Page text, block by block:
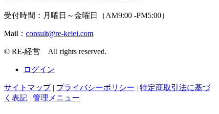
受付時間：月曜日～金曜日（AM9:00 -PM5:00）
Mail：
© RE-経営 All rights reserved.
ログイン
サイトマップ| プライバシーポリシー | 特定商取引法に基づ
く表記 | 管理メニュー